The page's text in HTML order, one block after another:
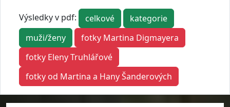
Výsledky v pdf: celkové
kategorie
muži/ženy
fotky Martina Digmayera
fotky Eleny Truhlářové
fotky od Martina a Hany Šanderových